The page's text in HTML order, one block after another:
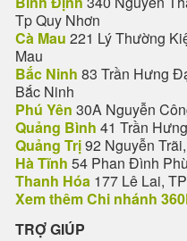
Tp Quy Nhơn
Cà Mau 221 Lý Thường
Mau
Bắc Ninh 83 Trần Hưng
Bắc Ninh
Phú Yên 30A Nguyễn
Quảng Bình 41 Trần
Quảng Trị92 Nguyễn
Hà Tĩnh 54 Phan Đình
Thanh Hóa 177 Lê Lai,
Xem thêm Chi nhánh
TRỢ GIÚP